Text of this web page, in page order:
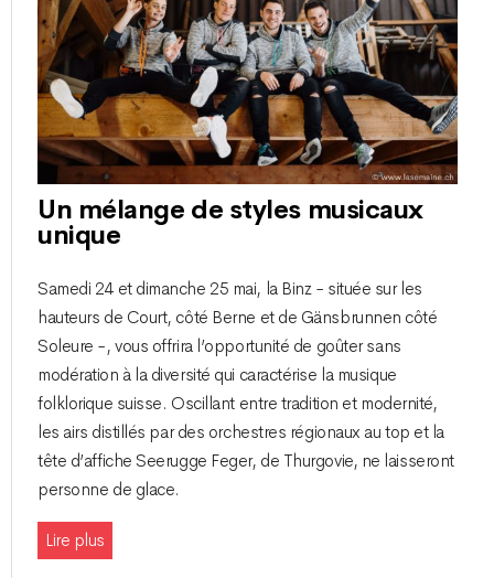
Un mélange de styles musicaux
unique
Samedi 24 et dimanche 25 mai, la Binz - située sur les
hauteurs de Court, côté Berne et de Gänsbrunnen côté
Soleure -, vous offrira l’opportunité de goûter sans
modération à la diversité qui caractérise la musique
folklorique suisse. Oscillant entre tradition et modernité,
les airs distillés par des orchestres régionaux au top et la
tête d’affiche Seerugge Feger, de Thurgovie, ne laisseront
personne de glace.
Lire plus